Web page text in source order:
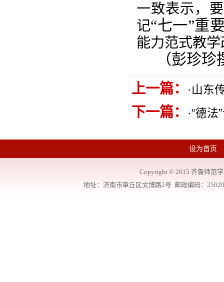
一致表示，
记“七一”重
能力范式教
（彭珍
上一篇： · 山东
下一篇： ·“德法
设为首页
Copyright © 2015 齐鲁师范
地址：济南市章丘区文博路2号 邮政编码：